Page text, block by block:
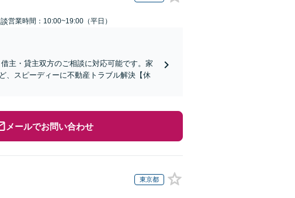
営業時間：10:00~19:00（平日）
主・貸主双方のご相談に対応可能です。家
、スピーディーに不動産トラブル解決【休
メールでお問い合わせ
東京都